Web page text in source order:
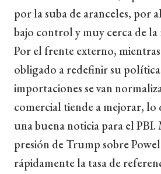
por la suba de aranceles, por
bajo control y muy cerca de la
Por el frente externo,
obligado a redefinir su
importaciones se van
comercial tiende a mejorar, lo
una buena noticia para el PBI.
presión de Trump sobre
rápidamente la tasa de